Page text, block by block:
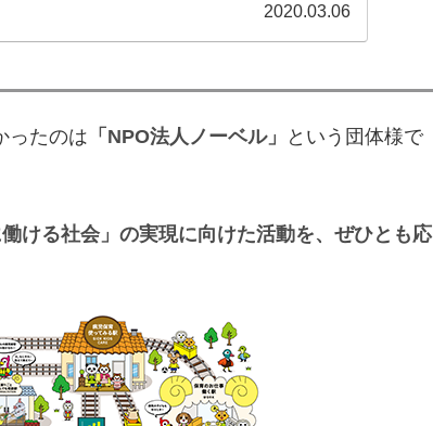
2020.03.06
ったのは 「NPO法人ノーベル」
という団体様で
ける社会」の実現に向けた活動を、ぜひとも応